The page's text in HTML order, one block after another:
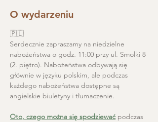
O wydarzeniu
🇵🇱
Serdecznie zapraszamy na niedzielne
nabożeństwa o godz. 11:00 przy ul. Smolki 8
(2. piętro). Nabożeństwa odbywają się
głównie w języku polskim, ale podczas
każdego nabożeństwa dostępne są
angielskie biuletyny i tłumaczenie.
Oto, czego można się spodziewać podczas